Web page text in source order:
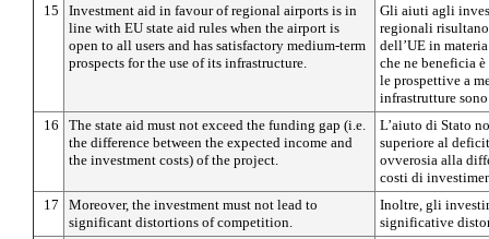
15
Investment aid in favour of regional airports is in
line with EU state aid rules when the airport is
open to all users and has satisfactory medium-term
prospects for the use of its infrastructure.
Gli aiuti agli
regionali
dell’UE in
che ne beneficia
le prospettive a
infrastrutture
16
The state aid must not exceed the funding gap (i.e.
the difference between the expected income and
the investment costs) of the project.
L’aiuto di Stato
superiore al
ovverosia alla
costi di
17
Moreover, the investment must not lead to
significant distortions of competition.
Inoltre, gli
significative